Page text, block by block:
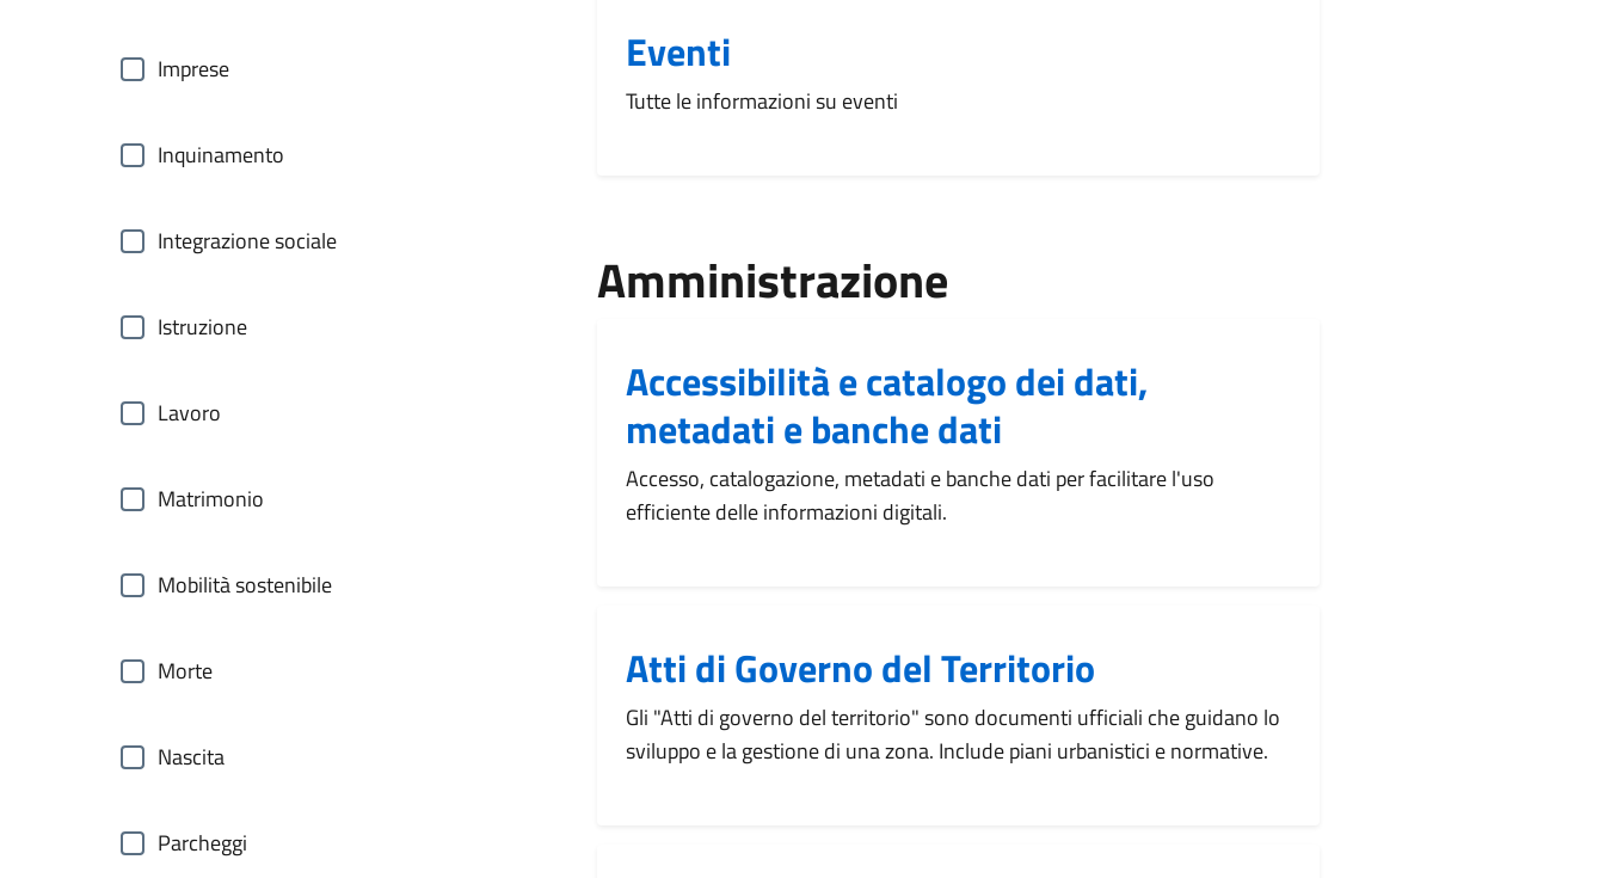
Imprese
Inquinamento
Integrazione sociale
Istruzione
Lavoro
Matrimonio
Mobilità sostenibile
Morte
Nascita
Parcheggi
Eventi
Tutte le informazioni su eventi
Amministrazione
Accessibilità e catalogo dei dati,
metadati e banche dati
Accesso, catalogazione, metadati e banche dati per facilitare l'uso
efficiente delle informazioni digitali.
Atti di Governo del Territorio
Gli "Atti di governo del territorio" sono documenti ufficiali che guidano lo
sviluppo e la gestione di una zona. Include piani urbanistici e normative.